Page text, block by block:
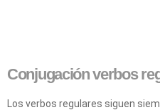
Conjugación verbos
Los verbos regulares siguen